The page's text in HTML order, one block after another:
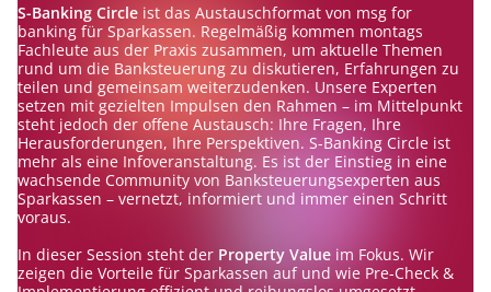
S-Banking Circle ist das Austauschformat von msg for
banking für Sparkassen. Regelmäßig kommen montags
Fachleute aus der Praxis zusammen, um aktuelle Themen
rund um die Banksteuerung zu diskutieren, Erfahrungen zu
teilen und gemeinsam weiterzudenken. Unsere Experten
setzen mit gezielten Impulsen den Rahmen – im Mittelpunkt
steht jedoch der offene Austausch: Ihre Fragen, Ihre
Herausforderungen, Ihre Perspektiven. S-Banking Circle ist
mehr als eine Infoveranstaltung. Es ist der Einstieg in eine
wachsende Community von Banksteuerungsexperten aus
Sparkassen – vernetzt, informiert und immer einen Schritt
voraus.
In dieser Session steht der Property Value im Fokus. Wir
zeigen die Vorteile für Sparkassen auf und wie Pre-Check &